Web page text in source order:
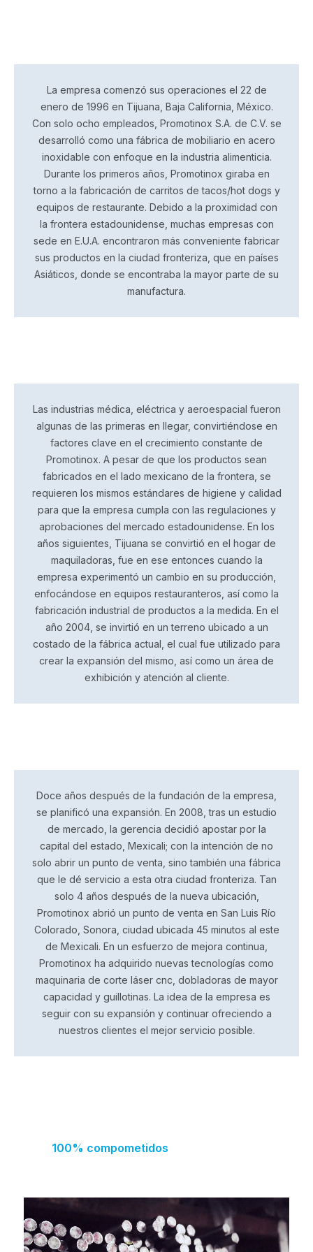
La empresa comenzó sus operaciones el 22 de
enero de 1996 en Tijuana, Baja California, México.
Con solo ocho empleados, Promotinox S.A. de C.V. se
desarrolló como una fábrica de mobiliario en acero
inoxidable con enfoque en la industria alimenticia.
Durante los primeros años, Promotinox giraba en
torno a la fabricación de carritos de tacos/hot dogs y
equipos de restaurante. Debido a la proximidad con
la frontera estadounidense, muchas empresas con
sede en E.U.A. encontraron más conveniente fabricar
sus productos en la ciudad fronteriza, que en países
Asiáticos, donde se encontraba la mayor parte de su
manufactura.
Las industrias médica, eléctrica y aeroespacial fueron
algunas de las primeras en llegar, convirtiéndose en
factores clave en el crecimiento constante de
Promotinox. A pesar de que los productos sean
fabricados en el lado mexicano de la frontera, se
requieren los mismos estándares de higiene y calidad
para que la empresa cumpla con las regulaciones y
aprobaciones del mercado estadounidense. En los
años siguientes, Tijuana se convirtió en el hogar de
maquiladoras, fue en ese entonces cuando la
empresa experimentó un cambio en su producción,
enfocándose en equipos restauranteros, así como la
fabricación industrial de productos a la medida. En el
año 2004, se invirtió en un terreno ubicado a un
costado de la fábrica actual, el cual fue utilizado para
crear la expansión del mismo, así como un área de
exhibición y atención al cliente.
Doce años después de la fundación de la empresa,
se planificó una expansión. En 2008, tras un estudio
de mercado, la gerencia decidió apostar por la
capital del estado, Mexicali; con la intención de no
solo abrir un punto de venta, sino también una fábrica
que le dé servicio a esta otra ciudad fronteriza. Tan
solo 4 años después de la nueva ubicación,
Promotinox abrió un punto de venta en San Luis Río
Colorado, Sonora, ciudad ubicada 45 minutos al este
de Mexicali. En un esfuerzo de mejora continua,
Promotinox ha adquirido nuevas tecnologías como
maquinaria de corte láser cnc, dobladoras de mayor
capacidad y guillotinas. La idea de la empresa es
seguir con su expansión y continuar ofreciendo a
nuestros clientes el mejor servicio posible.
100% compometidos